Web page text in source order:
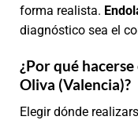
forma realista.
diagnóstico sea el
¿Por qué
Oliva (Valencia)?
Elegir dónde